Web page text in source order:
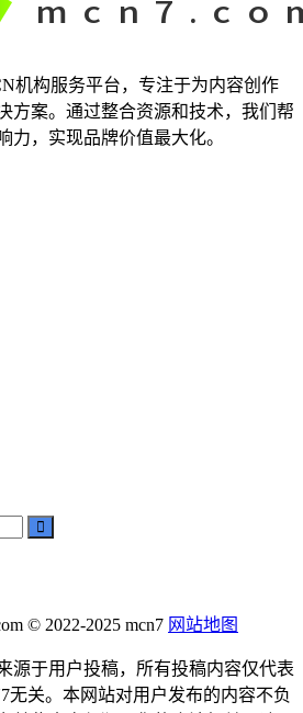
机构服务平台，专注于为内容创作
方案。通过整合资源和技术，我们帮
力，实现品牌价值最大化。
© 2022-2025 mcn7 网站地图
源于用户投稿，所有投稿内容仅代表
无关。本网站对用户发布的内容不负